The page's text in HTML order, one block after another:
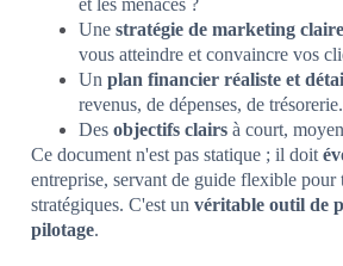
et les menaces ?
Une stratégie de marketing claire
vous atteindre et convaincre vos
Un plan financier réaliste et
revenus, de dépenses, de trésorerie.
Des objectifs clairs à court,
Ce document n'est pas statique ; il doit
entreprise, servant de guide flexible pour
stratégiques. C'est un véritable outil de
pilotage.